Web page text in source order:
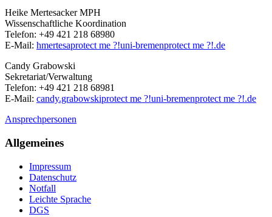
Heike Mertesacker MPH
Wissenschaftliche Koordination
Telefon: +49 421 218 68980
E-Mail: hmertesaprotect me ?!uni-bremenprotect me ?!.de
Candy Grabowski
Sekretariat/Verwaltung
Telefon: +49 421 218 68981
E-Mail: candy.grabowskiprotect me ?!uni-bremenprotect me ?!.de
Ansprechpersonen
Allgemeines
Impressum
Datenschutz
Notfall
Leichte Sprache
DGS